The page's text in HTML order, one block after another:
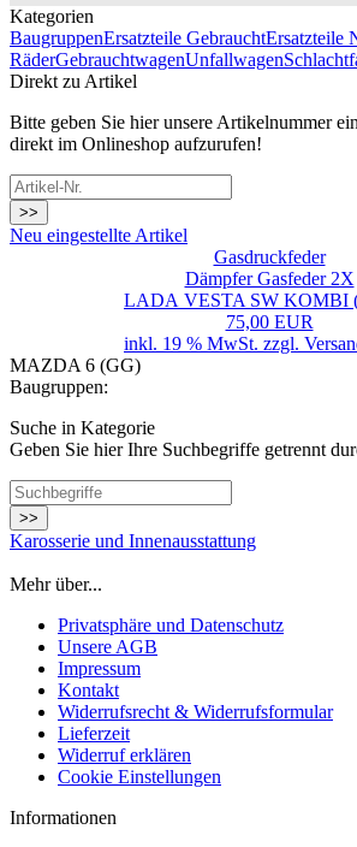
Kategorien
BaugruppenErsatzteile GebrauchtErsatzteile
RäderGebrauchtwagenUnfallwagen
Direkt zu Artikel
Bitte geben Sie hier unsere Artikelnummer
direkt im Onlineshop aufzurufen!
>>
Neu eingestellte Artikel
Gasdruckfeder
Dämpfer Gasfeder 2X
LADA VESTA SW KOMBI
75,00 EUR
inkl. 19 % MwSt. zzgl.
MAZDA 6 (GG)
Baugruppen:
Suche in Kategorie
Geben Sie hier Ihre Suchbegriffe getrennt
>>
Karosserie und Innenausstattung
Mehr über...
Privatsphäre und Datenschutz
Unsere AGB
Impressum
Kontakt
Widerrufsrecht & Widerrufsformular
Lieferzeit
Widerruf erklären
Cookie Einstellungen
Informationen